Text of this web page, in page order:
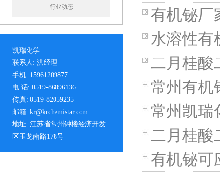
行业动态
凯瑞化学
联系人: 洪经理
手机: 15961209877
电 话: 0519-86896136
传真: 0519-82059235
邮箱: kr@krchemistar.com
地址: 江苏省常州钟楼经济开发
区玉龙南路178号
有机铋厂
水溶性有
二月桂酸
常州有机
常州凯瑞
二月桂酸
有机铋可